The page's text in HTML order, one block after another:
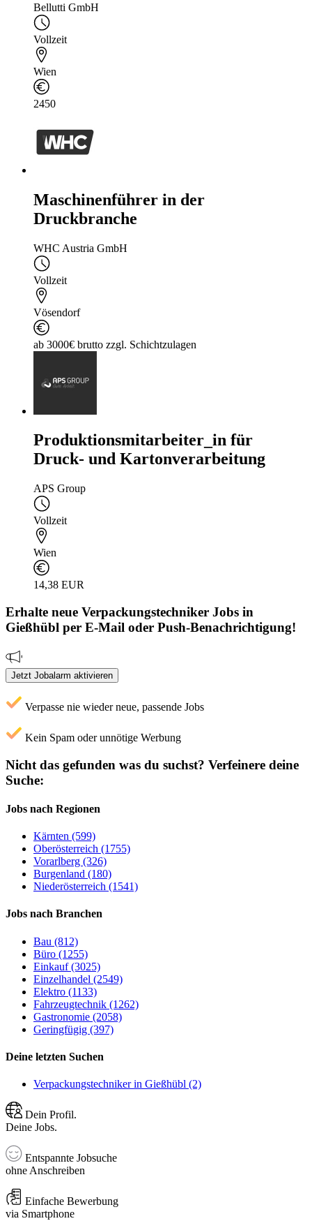
Bellutti GmbH
Vollzeit
Wien
2450
Maschinenführer in der
Druckbranche
WHC Austria GmbH
Vollzeit
Vösendorf
ab 3000€ brutto zzgl. Schichtzulagen
Produktionsmitarbeiter_in für
Druck- und Kartonverarbeitung
APS Group
Vollzeit
Wien
14,38 EUR
Erhalte neue Verpackungstechniker Jobs in
Gießhübl per E-Mail oder Push-Benachrichtigung!
Jetzt Jobalarm aktivieren
Verpasse nie wieder neue, passende Jobs
Kein Spam oder unnötige Werbung
Nicht das gefunden was du suchst? Verfeinere deine
Suche:
Jobs nach Regionen
Kärnten (599)
Oberösterreich (1755)
Vorarlberg (326)
Burgenland (180)
Niederösterreich (1541)
Jobs nach Branchen
Bau (812)
Büro (1255)
Einkauf (3025)
Einzelhandel (2549)
Elektro (1133)
Fahrzeugtechnik (1262)
Gastronomie (2058)
Geringfügig (397)
Deine letzten Suchen
Verpackungstechniker in Gießhübl (2)
Dein Profil.
Deine Jobs.
Entspannte Jobsuche
ohne Anschreiben
Einfache Bewerbung
via Smartphone